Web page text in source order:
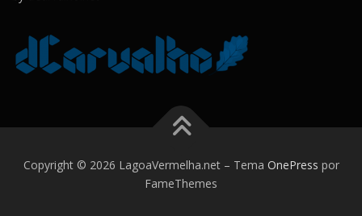
Copyright © 2026 LagoaVermelha.net – Tema OnePress por
FameThemes